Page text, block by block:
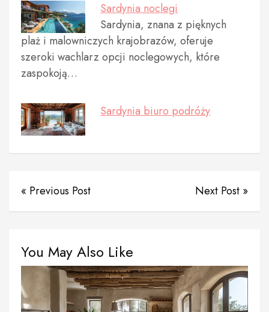
Sardynia noclegi
Sardynia, znana z pięknych
plaż i malowniczych krajobrazów, oferuje
szeroki wachlarz opcji noclegowych, które
zaspokoją…
Sardynia biuro podróży
« Previous Post Next Post »
You May Also Like